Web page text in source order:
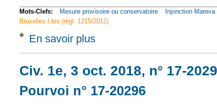
Mots-Clefs: Mesure provisoire ou conservatoire
Injonction Mareva
Bruxelles I bis (règl. 1215/2012)
En savoir plus
Civ. 1e, 3 oct. 2018, n° 17-
Pourvoi n° 17-20296